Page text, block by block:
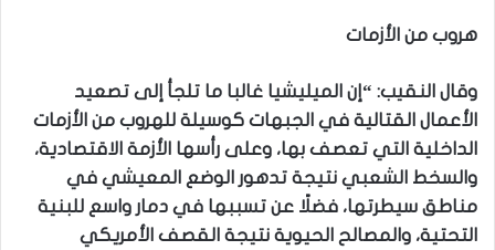
هروب من الأزمات
وقال النقيب: “إن الميليشيا غالبا ما تلجأ إلى تصعيد
الأعمال القتالية في الجبهات كوسيلة للهروب من الأزمات
الداخلية التي تعصف بها، وعلى رأسها الأزمة الاقتصادية،
والسخط الشعبي نتيجة تدهور الوضع المعيشي في
مناطق سيطرتها، فضلًا عن تسببها في دمار واسع للبنية
التحتية، والمصالح الحيوية نتيجة القصف الأمريكي